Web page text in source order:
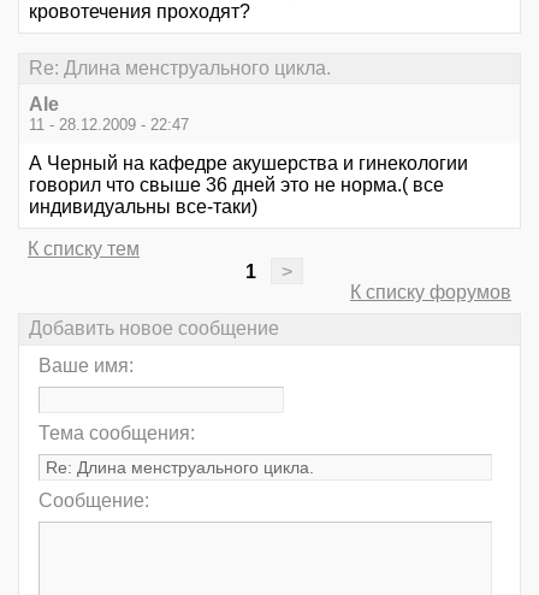
кровотечения проходят?
Re: Длина менструального цикла.
Ale
11 - 28.12.2009 - 22:47
А Черный на кафедре акушерства и гинекологии
говорил что свыше 36 дней это не норма.( все
индивидуальны все-таки)
К списку тем
1
>
К списку форумов
Добавить новое сообщение
Ваше имя:
Тема сообщения:
Сообщение: